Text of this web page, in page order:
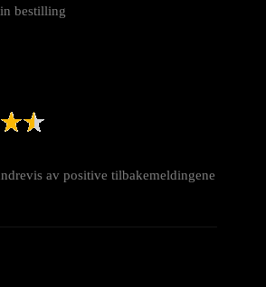
bestilling
av positive tilbakemeldingene